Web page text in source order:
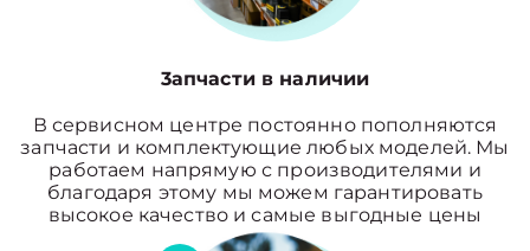
3апчасти в наличии
В сервисном центре постоянно пополняются
запчасти и комплектующие любых моделей. Мы
работаем напрямую с производителями и
благодаря этому мы можем гарантировать
высокое качество и самые выгодные цены